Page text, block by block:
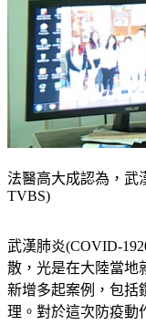
法醫高大成認為，武
武漢肺炎(COVID-
散，光是在大陸當地
新增多起案例，包括